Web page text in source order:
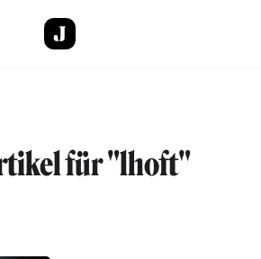
für "lhoft"